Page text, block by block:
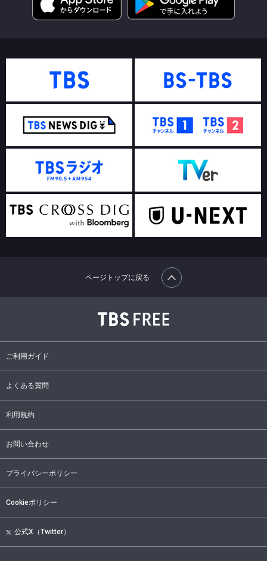
ご利用ガイド
よくある質問
利用規約
お問い合わせ
プライバシーポリシー
Cookieポリシー
公式X（Twitter）
ページトップに戻る